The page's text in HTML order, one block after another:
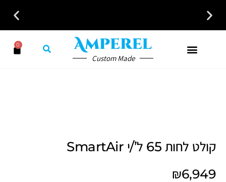
Custom Made
0
קולט לחות 65 ל’/י SmartAir
₪6,949